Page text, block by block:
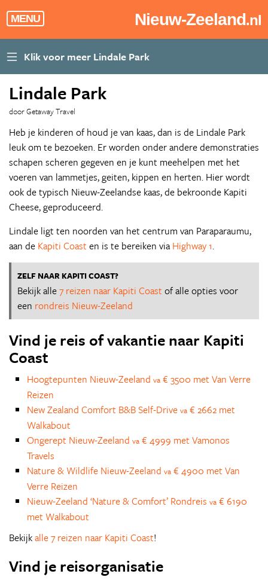
MENU Nieuw-Zeeland.nl
Lindale Park
door Getaway Travel
Heb je kinderen of houd je van kaas, dan is de Lindale Park
leuk om te bezoeken. Er worden onder andere demonstraties
schapen scheren gegeven en je kunt meehelpen met het
voeren van lammetjes, geiten, kippen en herten. Hier wordt
ook de typisch Nieuw-Zeelandse kaas, de bekroonde Kapiti
Cheese, geproduceerd.
Lindale ligt ten noorden van het centrum van Paraparaumu,
aan de Kapiti Coast en is te bereiken via Highway 1.
ZELF NAAR KAPITI COAST?
Bekijk alle7 reizen naar Kapiti Coast of alle opties voor
een rondreis Nieuw-Zeeland
Vind je reis of vakantie naar Kapiti
Coast
Hoogtepunten Nieuw-Zeeland va € 3500 met Van Verre
Reizen
New Zealand Comfort B&B Self-Drive va € 2662 met
Walkabout
Ongerept Nieuw-Zeeland va € 4999 met Vamonos
Travels
Nature & Wildlife Nieuw-Zeeland va € 4900 met Van
Verre Reizen
Nieuw-Zeeland ‘Nature & Comfort’ Rondreis va € 6190
met Walkabout
Bekijkalle 7 reizen naar Kapiti Coast!
Vind je reisorganisatie